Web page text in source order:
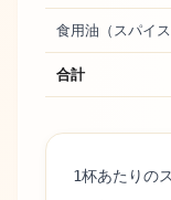
食用油（スパイス
合計
1杯あたり